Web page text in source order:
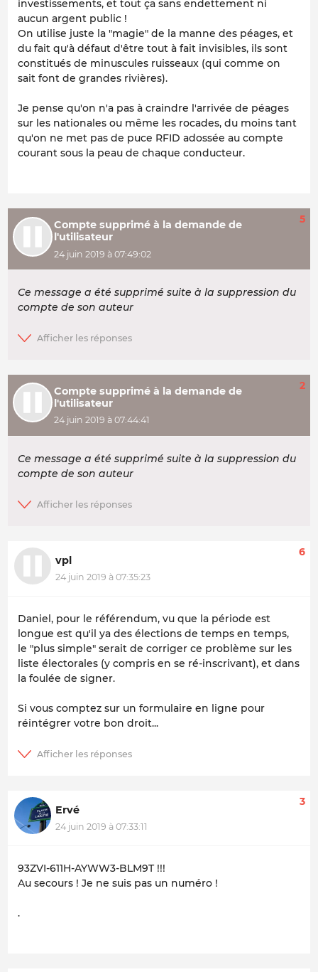
investissements, et tout ça sans endettement ni
aucun argent public !
On utilise juste la "magie" de la manne des péages, et
du fait qu'à défaut d'être tout à fait invisibles, ils sont
constitués de minuscules ruisseaux (qui comme on
sait font de grandes rivières).
Je pense qu'on n'a pas à craindre l'arrivée de péages
sur les nationales ou même les rocades, du moins tant
qu'on ne met pas de puce RFID adossée au compte
courant sous la peau de chaque conducteur.
Compte supprimé à la demande de
l'utilisateur
24 juin 2019 à 07:49:02
5
Ce message a été supprimé suite à la suppression du
compte de son auteur
Compte supprimé à la demande de
l'utilisateur
24 juin 2019 à 07:44:41
2
Ce message a été supprimé suite à la suppression du
compte de son auteur
vpl
24 juin 2019 à 07:35:23
6
Daniel, pour le référendum, vu que la période est
longue est qu'il ya des élections de temps en temps,
le "plus simple" serait de corriger ce problème sur les
liste électorales (y compris en se ré-inscrivant), et dans
la foulée de signer.
Si vous comptez sur un formulaire en ligne pour
réintégrer votre bon droit...
Ervé
24 juin 2019 à 07:33:11
3
93ZVI-611H-AYWW3-BLM9T !!!
Au secours ! Je ne suis pas un numéro !
.